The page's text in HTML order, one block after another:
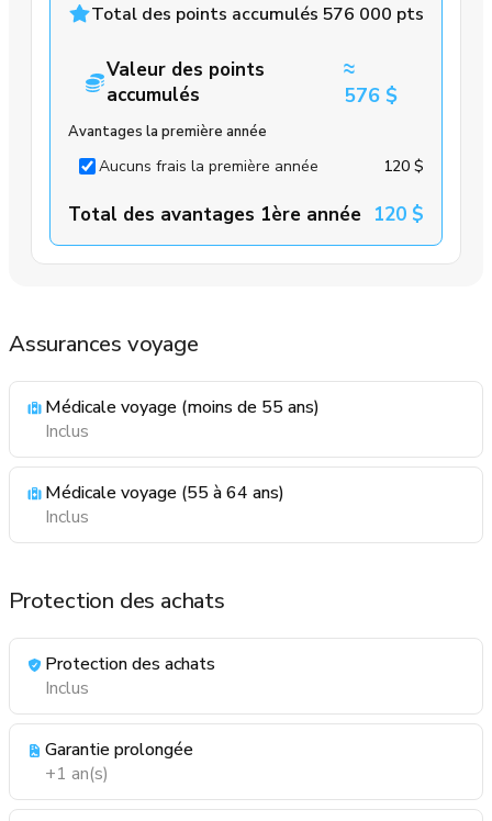
Total des points accumulés 576 000 pts
Valeur des points
accumulés
≈
576 $
Avantages la première année
Aucuns frais la première année 120 $
Total des avantages 1ère année 120 $
Assurances voyage
Médicale voyage (moins de 55 ans)
Inclus
Médicale voyage (55 à 64 ans)
Inclus
Protection des achats
Protection des achats
Inclus
Garantie prolongée
+1 an(s)